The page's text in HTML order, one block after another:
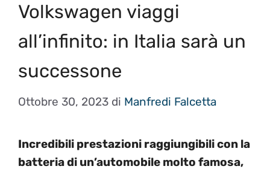
Volkswagen viaggi
all’infinito: in Italia sarà un
successone
Ottobre 30, 2023 di Manfredi Falcetta
Incredibili prestazioni raggiungibili con la
batteria di un’automobile molto famosa,